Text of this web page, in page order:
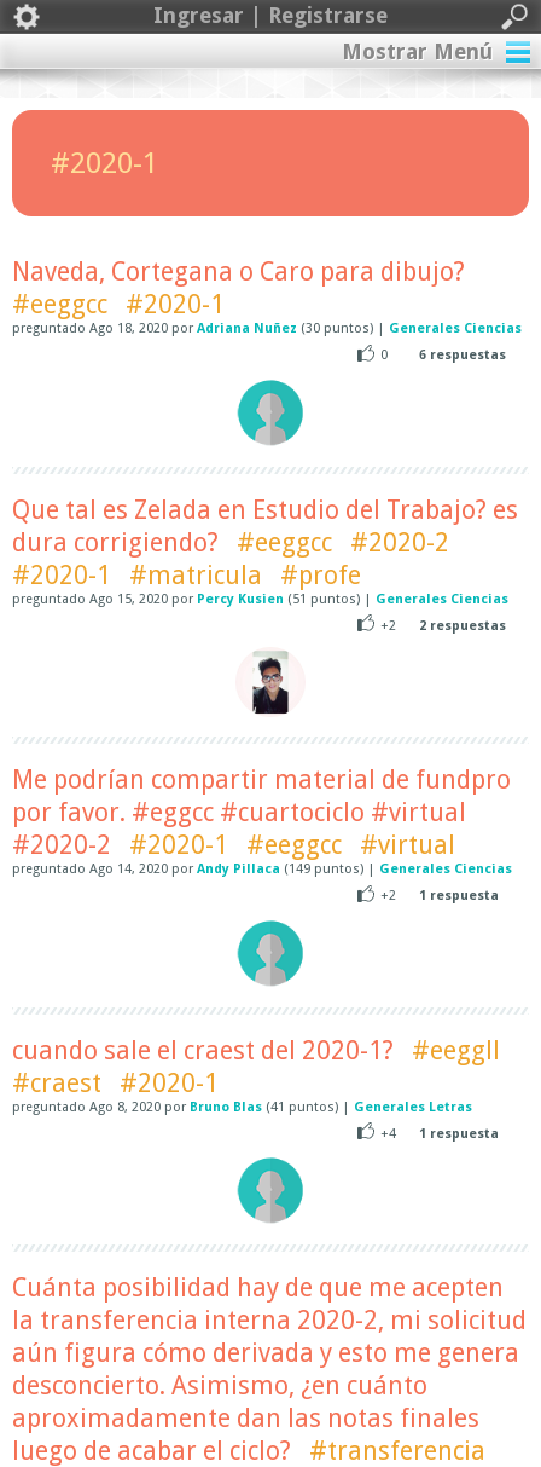
Ingresar | Registrarse
Mostrar Menú
#2020-1
Naveda, Cortegana o Caro para dibujo?
#eeggcc
#2020-1
preguntado Ago 18, 2020 por Adriana Nuñez (30 puntos) | Generales Ciencias
0
6 respuestas
Que tal es Zelada en Estudio del Trabajo? es
dura corrigiendo?
#eeggcc
#2020-2
#2020-1
#matricula #profe
preguntado Ago 15, 2020 por Percy Kusien (51 puntos) | Generales Ciencias
+2
2 respuestas
Me podrían compartir material de fundpro
por favor. #eggcc #cuartociclo #virtual
#2020-2
#2020-1 #eeggcc #virtual
preguntado Ago 14, 2020 por Andy Pillaca (149 puntos) | Generales Ciencias
+2
1 respuesta
cuando sale el craest del 2020-1?
#eeggll
#craest
#2020-1
preguntado Ago 8, 2020 por Bruno Blas (41 puntos) | Generales Letras
+4
1 respuesta
Cuánta posibilidad hay de que me acepten
la transferencia interna 2020-2, mi solicitud
aún figura cómo derivada y esto me genera
desconcierto. Asimismo, ¿en cuánto
aproximadamente dan las notas finales
luego de acabar el ciclo?
#transferencia